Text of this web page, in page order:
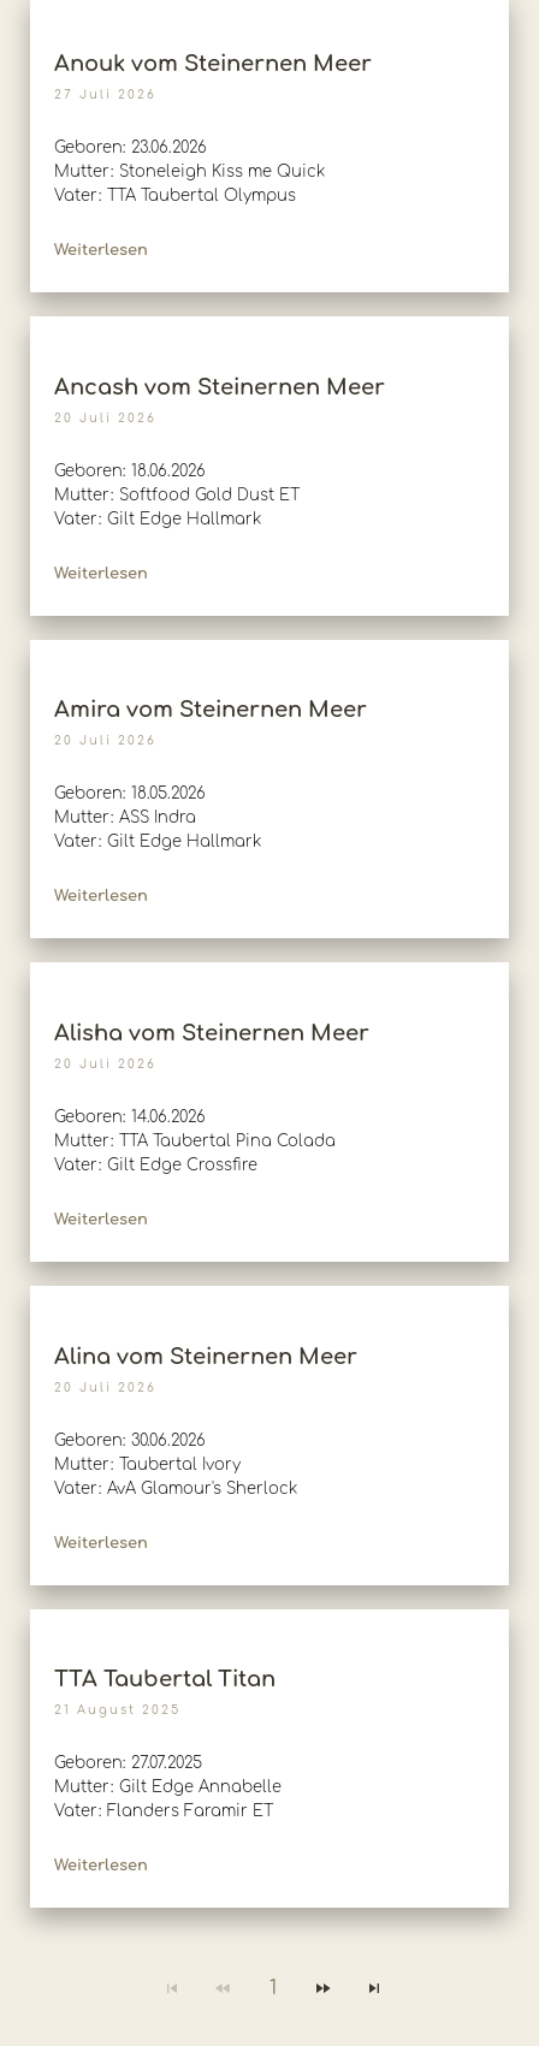
Anouk vom Steinernen Meer
27 Juli 2026
Geboren: 23.06.2026
Mutter: Stoneleigh Kiss me Quick
Vater: TTA Taubertal Olympus
Weiterlesen
Ancash vom Steinernen Meer
20 Juli 2026
Geboren: 18.06.2026
Mutter: Softfood Gold Dust ET
Vater: Gilt Edge Hallmark
Weiterlesen
Amira vom Steinernen Meer
20 Juli 2026
Geboren: 18.05.2026
Mutter: ASS Indra
Vater: Gilt Edge Hallmark
Weiterlesen
Alisha vom Steinernen Meer
20 Juli 2026
Geboren: 14.06.2026
Mutter: TTA Taubertal Pina Colada
Vater: Gilt Edge Crossfire
Weiterlesen
Alina vom Steinernen Meer
20 Juli 2026
Geboren: 30.06.2026
Mutter: Taubertal Ivory
Vater: AvA Glamour's Sherlock
Weiterlesen
TTA Taubertal Titan
21 August 2025
Geboren: 27.07.2025
Mutter: Gilt Edge Annabelle
Vater: Flanders Faramir ET
Weiterlesen
1